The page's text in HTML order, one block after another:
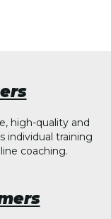
high-quality and
individual training
coaching.